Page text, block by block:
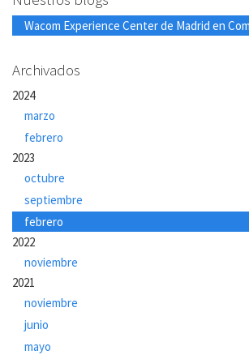
Wacom Experience Center de Madrid en
Archivados
2024
marzo
febrero
2023
octubre
septiembre
febrero
2022
noviembre
2021
noviembre
junio
mayo